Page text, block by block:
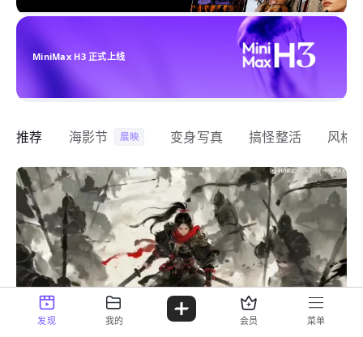
MiniMax H3 正式上线
推荐 海影节 展映 变身写真 搞怪整活 风格
发现 我的 会员 菜单